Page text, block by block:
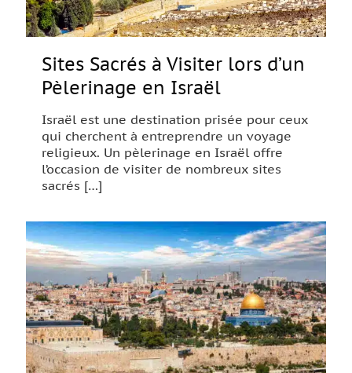
Sites Sacrés à Visiter lors d’un
Pèlerinage en Israël
Israël est une destination prisée pour ceux
qui cherchent à entreprendre un voyage
religieux. Un pèlerinage en Israël offre
l’occasion de visiter de nombreux sites
sacrés […]